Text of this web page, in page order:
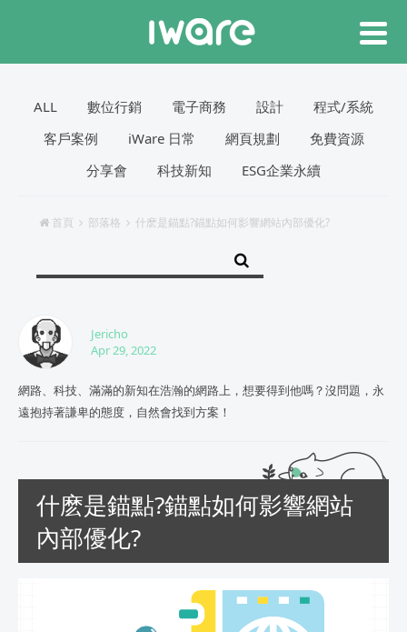
ALL 數位行銷 電子商務 設計
程式/系統
客戶案例
iWare 日常 網頁規劃
免費資源
分享會
科技新知 ESG企業永續
首頁 部落格 什麽是錨點?錨點如何影響網站內部優化?
Jericho
Apr 29, 2022
網路、科技、滿滿的新知在浩瀚的網路上，想要得到他嗎？沒問題，永
遠抱持著謙卑的態度，自然會找到方案！
什麽是錨點?錨點如何影響網站
內部優化?